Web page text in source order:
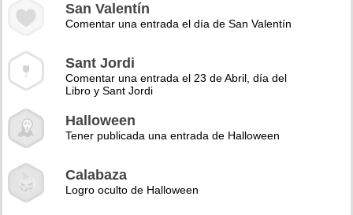
San Valentín
Comentar una entrada el día de San Valentín
Sant Jordi
Comentar una entrada el 23 de Abril, día del
Libro y Sant Jordi
Halloween
Tener publicada una entrada de Halloween
Calabaza
Logro oculto de Halloween